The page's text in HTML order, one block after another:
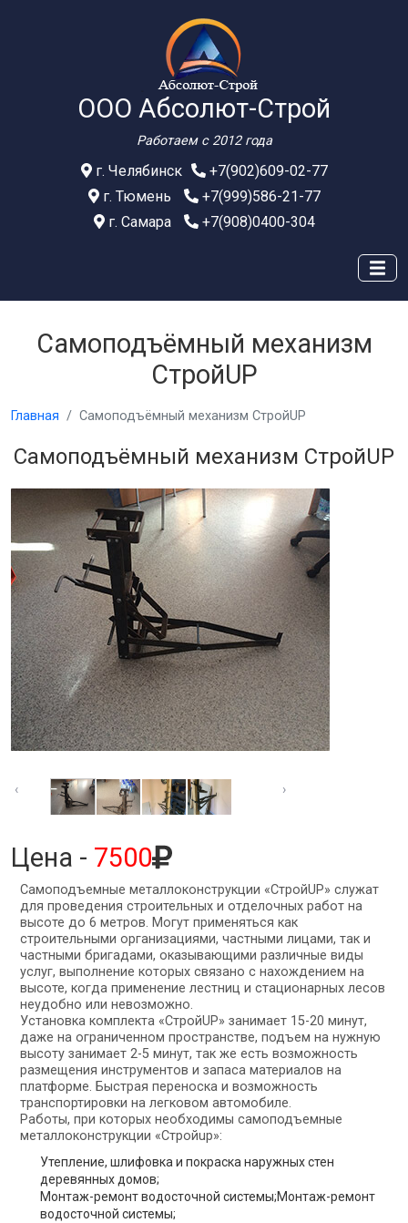
ООО Абсолют-Строй
Работаем с 2012 года
г. Челябинск
+7(902)609-02-77
г. Тюмень
+7(999)586-21-77
г. Самара
+7(908)0400-304
Самоподъёмный механизм
СтройUP
Главная Самоподъёмный механизм СтройUP
Самоподъёмный механизм СтройUP
‹ ›
Цена - 7500
Самоподъемные металлоконструкции «СтройUP» служат
для проведения строительных и отделочных работ на
высоте до 6 метров. Могут применяться как
строительными организациями, частными лицами, так и
частными бригадами, оказывающими различные виды
услуг, выполнение которых связано с нахождением на
высоте, когда применение лестниц и стационарных лесов
неудобно или невозможно.
Установка комплекта «СтройUP» занимает 15-20 минут,
даже на ограниченном пространстве, подъем на нужную
высоту занимает 2-5 минут, так же есть возможность
размещения инструментов и запаса материалов на
платформе. Быстрая переноска и возможность
транспортировки на легковом автомобиле.
Работы, при которых необходимы самоподъемные
металлоконструкции «Стройup»:
Утепление, шлифовка и покраска наружных стен
деревянных домов;
Монтаж-ремонт водосточной системы;Монтаж-ремонт
водосточной системы;